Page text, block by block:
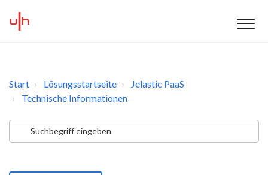
Start Lösungsstartseite
Jelastic PaaS
Technische Informationen